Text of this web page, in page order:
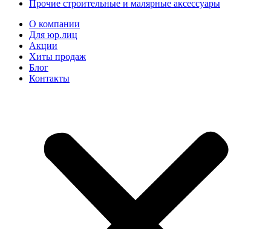
Прочие строительные и малярные аксессуары
О компании
Для юр.лиц
Акции
Хиты продаж
Блог
Контакты